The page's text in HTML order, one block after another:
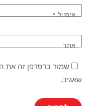
אימייל*
אתר
שמור בדפדפן זה את
שאגיב.